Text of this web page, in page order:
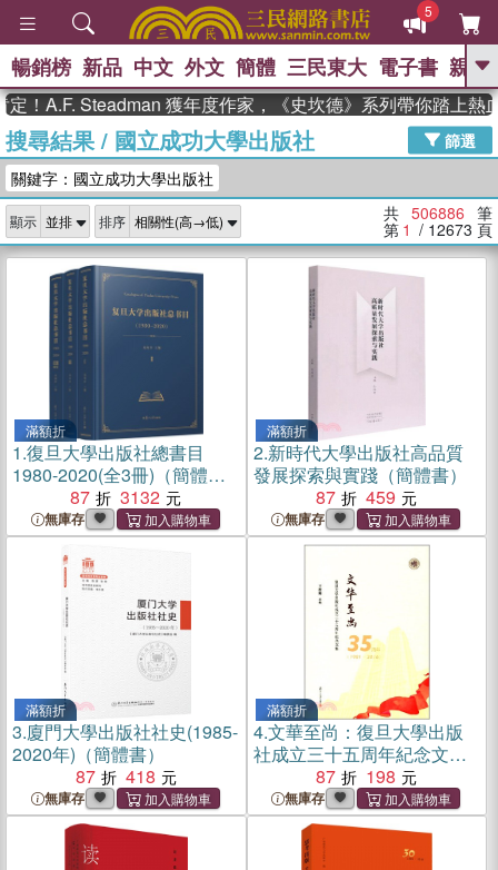
5
GO
熱搜： 東野圭吾 高希均教授回憶錄
、 The Odyssey 、 父親節 、 花開錦
李登輝時代 、 數學女孩：黎曼猜想
、
如果歷史是一
群喵 、 臺灣漫遊錄
暢銷榜 新品 中文 外文 簡體 三民東大 電子書 親子
Steadman 獲年度作家，《史坎德》系列帶你踏上熱血奇幻
搜尋結果/ 國立成功大學出版社
篩選
關鍵字：國立成功大學出版社
顯示 排序 共 506886 筆
第 1 / 12673 頁
滿額折
1.復旦大學出版社總書目
1980-2020(全3冊)（簡體
87 3132
無庫存
滿額折
2.新時代大學出版社高品質
發展探索與實踐（簡體書）
87
459
無庫存
滿額折
3.廈門大學出版社社史(1985-
2020年)（簡體書）
87
418
無庫存
滿額折
4.文華至尚：復旦大學出版
社成立三十五周年紀念文集
（簡體書）
87 198
無庫存